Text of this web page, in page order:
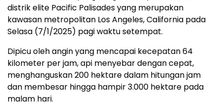
distrik elite Pacific Palisades yang merupakan
kawasan metropolitan Los Angeles, California pada
Selasa (7/1/2025) pagi waktu setempat.
Dipicu oleh angin yang mencapai kecepatan 64
kilometer per jam, api menyebar dengan cepat,
menghanguskan 200 hektare dalam hitungan jam
dan membesar hingga hampir 3.000 hektare pada
malam hari.